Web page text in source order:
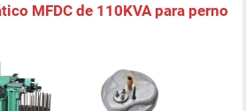
MFDC de 110KVA para perno